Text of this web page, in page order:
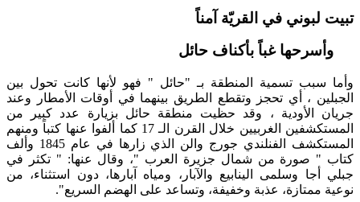
تبيت لبوني في القريّة آمناً
وأسرحها غباً بأكناف حائل
وأما سبب تسمية المنطقة بـ "حائل " فهو لأنها كانت تحول بين
الجبلين ، أي تحجز وتقطع الطريق بينهما في أوقات الأمطار وعند
جريان الأودية ، وقد حظيت منطقة حائل بزيارة عدد كبير من
المستكشفين الغربيين خلال القرن الـ 17 كما ألفوا عنها كتباً ومنهم
المستكشف الفنلندي جورج والن الذي زارها في عام 1845 وألف
كتاب " صورة من شمال جزيرة العرب "، وقال عنها: " تكثر في
جبلي أجا وسلمى الينابيع والآبار، ومياه آبارها، دون استثناء، من
نوعية ممتازة، عذبة وخفيفة، وتساعد على الهضم السريع".